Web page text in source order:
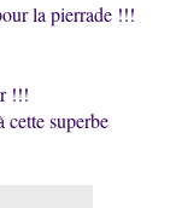
la pierrade !!!
!!!
superbe